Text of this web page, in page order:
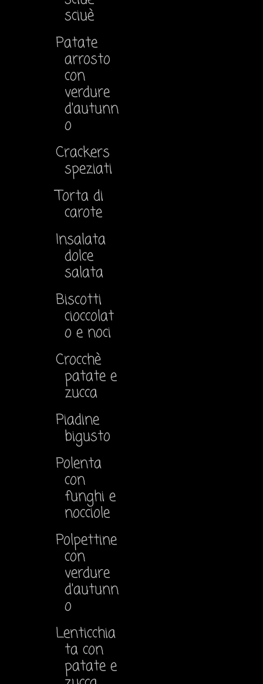
sciuè
Patate
arrosto
con
verdure
d'autunn
o
Crackers
speziati
Torta di
carote
Insalata
dolce
salata
Biscotti
cioccolat
o e noci
Crocchè
patate e
zucca
Piadine
bigusto
Polenta
con
funghi e
nocciole
Polpettine
con
verdure
d'autunn
o
Lenticchia
ta con
patate e